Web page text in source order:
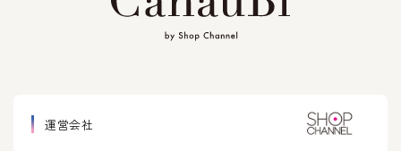
運営会社